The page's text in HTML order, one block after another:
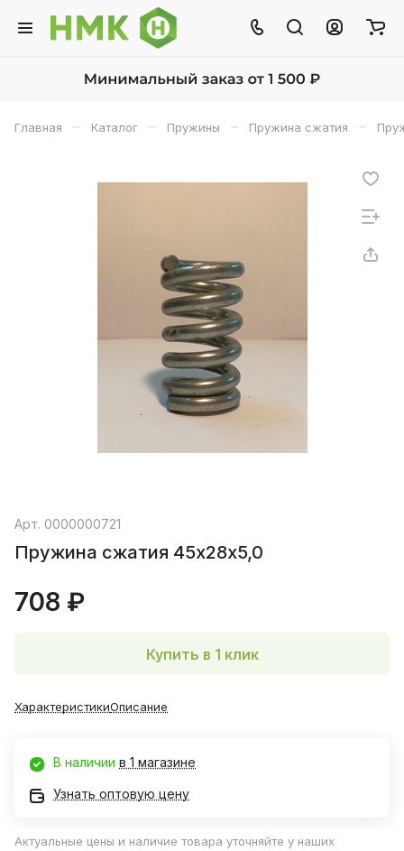
Главная – Каталог – Пружины – Пружина сжатия –
Арт. 0000000721
Пружина сжатия 45х28х5,0
708 ₽
Купить в 1 клик
ХарактеристикиОписание
В наличии в 1 магазине
Узнать оптовую цену
Актуальные цены и наличие товара уточняйте у наших